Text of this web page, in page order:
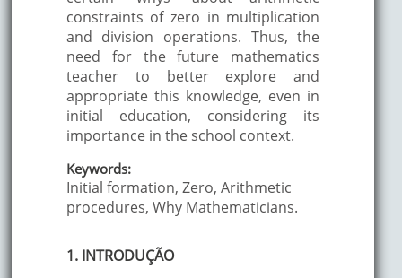
constraints of zero in multiplication
and division operations. Thus, the
need for the future mathematics
teacher to better explore and
appropriate this knowledge, even in
initial education, considering its
importance in the school context.
Keywords:
Initial formation, Zero, Arithmetic
procedures, Why Mathematicians.
1. INTRODUÇÃO